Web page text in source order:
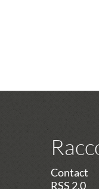
Contact
RSS 2.0